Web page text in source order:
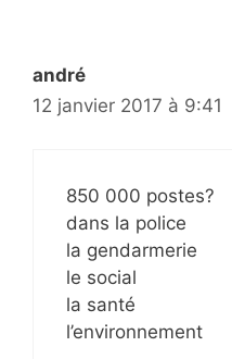
andré
12 janvier 2017 à 9:41
850 000 postes?
dans la police
la gendarmerie
le social
la santé
l’environnement